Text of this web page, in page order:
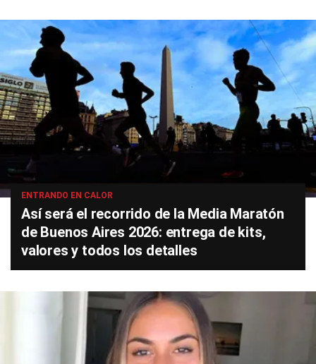
ENTRANDO EN CALOR
Así será el recorrido de la Media Maratón
de Buenos Aires 2026: entrega de kits,
valores y todos los detalles